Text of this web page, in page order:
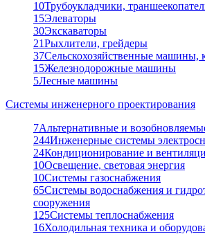
10Трубоукладчики,
15Элеваторы
30Экскаваторы
21Рыхлители, грейдеры
37Сельскохозяйственные машины,
15Железнодорожные машины
5Лесные машины
Системы инженерного проектирования
7Альтернативные и
244Инженерные системы
24Кондиционирование и
10Освещение, световая энергия
10Системы газоснабжения
65Системы водоснабжения и
сооружения
125Системы теплоснабжения
16Холодильная техника и